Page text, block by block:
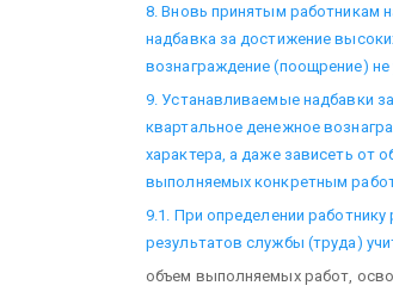
8. Вновь принятым работникам
надбавка за достижение
вознаграждение (поощрение) не
9. Устанавливаемые надбавки
квартальное денежное
характера, а даже зависеть от
выполняемых конкретным
9.1. При определении
результатов службы (труда)
объем выполняемых работ,